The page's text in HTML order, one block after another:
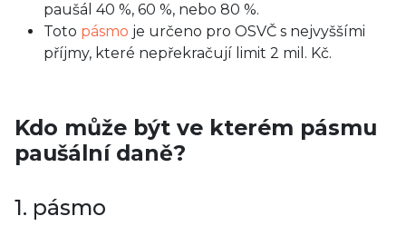
paušál 40 %, 60 %, nebo 80 %.
Toto pásmo je určeno pro OSVČ s nejvyššími
příjmy, které nepřekračují limit 2 mil. Kč.
Kdo může být ve kterém pásmu
paušální daně?
1. pásmo